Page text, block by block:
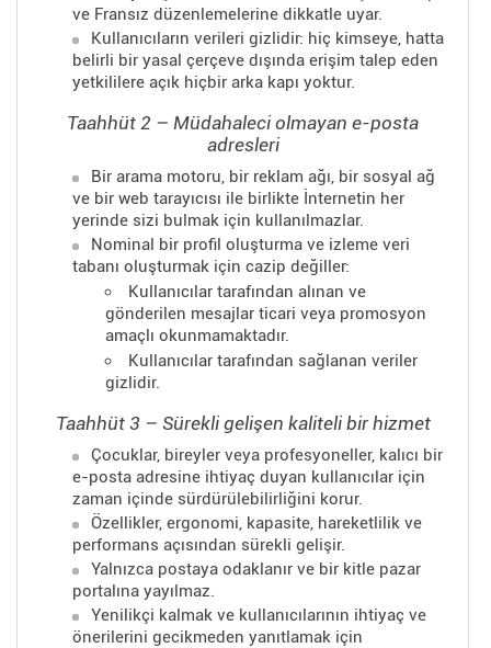
ve Fransız düzenlemelerine dikkatle uyar.
Kullanıcıların verileri gizlidir: hiç kimseye, hatta
belirli bir yasal çerçeve dışında erişim talep eden
yetkililere açık hiçbir arka kapı yoktur.
Taahhüt 2 – Müdahaleci olmayan e-posta
adresleri
Bir arama motoru, bir reklam ağı, bir sosyal ağ
ve bir web tarayıcısı ile birlikte İnternetin her
yerinde sizi bulmak için kullanılmazlar.
Nominal bir profil oluşturma ve izleme veri
tabanı oluşturmak için cazip değiller:
Kullanıcılar tarafından alınan ve
gönderilen mesajlar ticari veya promosyon
amaçlı okunmamaktadır.
Kullanıcılar tarafından sağlanan veriler
gizlidir.
Taahhüt 3 – Sürekli gelişen kaliteli bir hizmet
Çocuklar, bireyler veya profesyoneller, kalıcı bir
e-posta adresine ihtiyaç duyan kullanıcılar için
zaman içinde sürdürülebilirliğini korur.
Özellikler, ergonomi, kapasite, hareketlilik ve
performans açısından sürekli gelişir.
Yalnızca postaya odaklanır ve bir kitle pazar
portalına yayılmaz.
Yenilikçi kalmak ve kullanıcılarının ihtiyaç ve
önerilerini gecikmeden yanıtlamak için